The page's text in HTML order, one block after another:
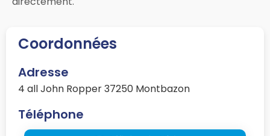
Coordonnées
Adresse
4 all John Ropper 37250 Montbazon
Téléphone